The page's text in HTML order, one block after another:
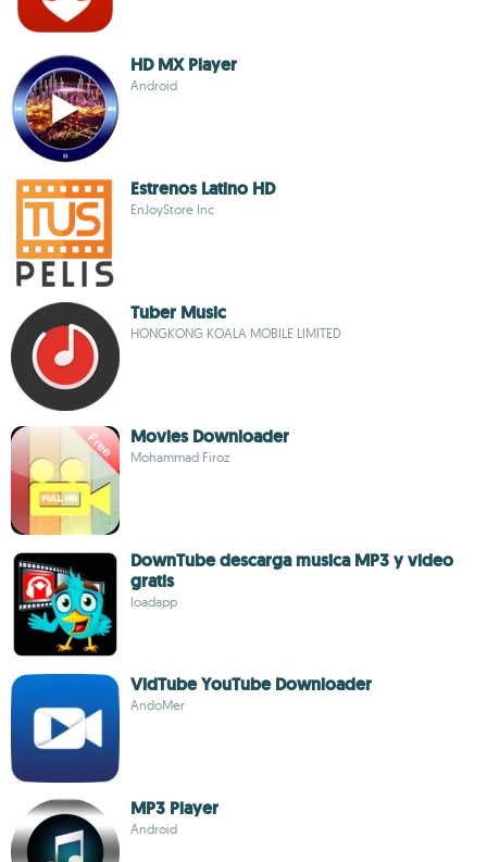
HD MX Player
Android
Estrenos Latino HD
EnJoyStore Inc
Tuber Music
HONGKONG KOALA MOBILE LIMITED
Movies Downloader
Mohammad Firoz
DownTube descarga musica MP3 y video
gratis
loadapp
VidTube YouTube Downloader
AndoMer
MP3 Player
Android